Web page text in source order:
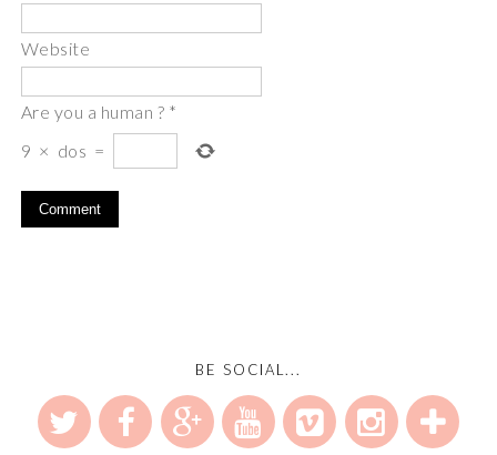
Website
Are you a human ? *
9 × dos =
BE SOCIAL...